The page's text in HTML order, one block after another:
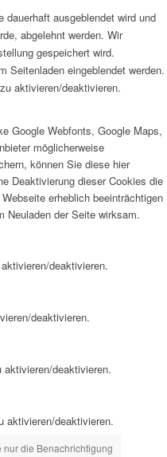
ausgeblendet wird und
abgelehnt werden. Wir
gespeichert wird.
Seitenladen eingeblendet werden.
aktivieren/deaktivieren.
Google Webfonts, Google Maps,
möglicherweise
können Sie diese hier
Deaktivierung dieser Cookies die
erheblich beeinträchtigen
Neuladen der Seite wirksam.
deaktivieren.
deaktivieren.
deaktivieren.
aktivieren/deaktivieren.
nur die Benachrichtigung